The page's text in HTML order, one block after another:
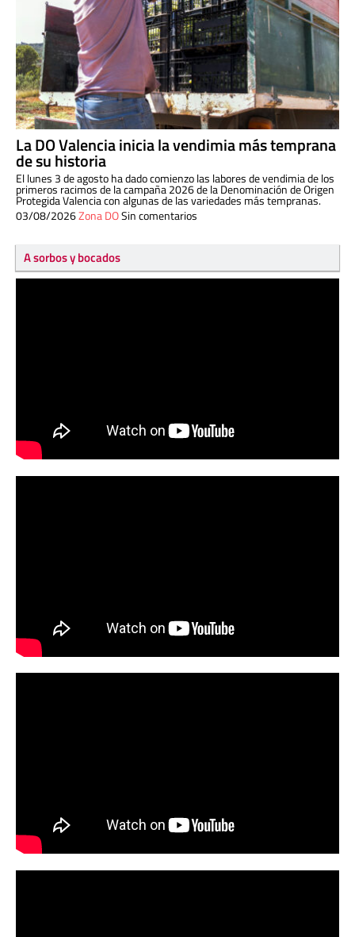
La DO Valencia inicia la vendimia más temprana
de su historia
El lunes 3 de agosto ha dado comienzo las labores de vendimia de los
primeros racimos de la campaña 2026 de la Denominación de Origen
Protegida Valencia con algunas de las variedades más tempranas.
03/08/2026Zona DOSin comentarios
A sorbos y bocados